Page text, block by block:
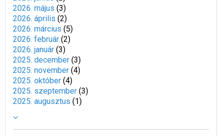
2026. május (3)
2026. április (2)
2026. március (5)
2026. február (2)
2026. január (3)
2025. december (3)
2025. november (4)
2025. október (4)
2025. szeptember (3)
2025. augusztus (1)